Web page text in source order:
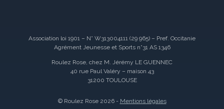
Association loi 1901 – N° W313004111 (29 965) – Pref. Occitanie
Agrément Jeunesse et Sports n°31 AS 1346
Roulez Rose, chez M. Jérémy LE GUENNEC
40 rue Paul Valéry – maison 43
31200 TOULOUSE
© Roulez Rose 2026 - Mentions légales